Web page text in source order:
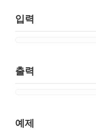
입력
출력
예제